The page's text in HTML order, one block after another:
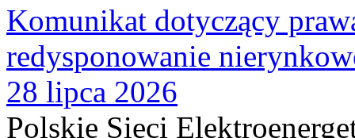
Komunikat dotyczący
redysponowanie
28 lipca 2026
Polskie Sieci